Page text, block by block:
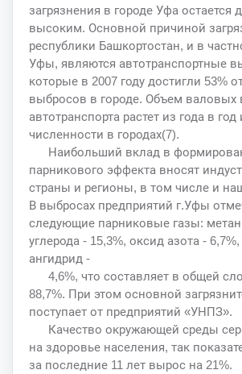
загрязнения в городе Уфа остается
высоким. Основной причиной
республики Башкортостан, и в
Уфы, являются автотранспортные
которые в 2007 году достигли 53%
выбросов в городе. Объем валовых
автотранспорта растет из года в год
численности в городах(7).
Наибольший вклад в
парникового эффекта вносят
страны и регионы, в том числе и
В выбросах предприятий г.Уфы
следующие парниковые газы: метан
углерода - 15,3%, оксид азота -
ангидрид -
4,6%, что составляет в общей
88,7%. При этом основной
поступает от предприятий «УНПЗ».
Качество окружающей среды
на здоровье населения, так
за последние 11 лет вырос на 21%.